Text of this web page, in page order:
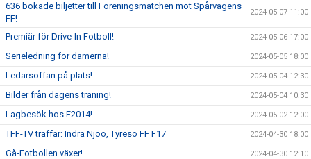
636 bokade biljetter till Föreningsmatchen mot Spårvägens
FF!
2024-05-07 11:00
Premiär för Drive-In Fotboll! 2024-05-06 17:00
Serieledning för damerna! 2024-05-05 18:00
Ledarsoffan på plats! 2024-05-04 12:30
Bilder från dagens träning! 2024-05-04 10:30
Lagbesök hos F2014! 2024-05-02 12:00
TFF-TV träffar: Indra Njoo, Tyresö FF F17 2024-04-30 18:00
Gå-Fotbollen växer! 2024-04-30 12:10